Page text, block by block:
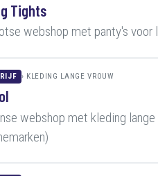
Tights
webshop met panty's voor
KLEDING LANGE VROUW
webshop met kleding